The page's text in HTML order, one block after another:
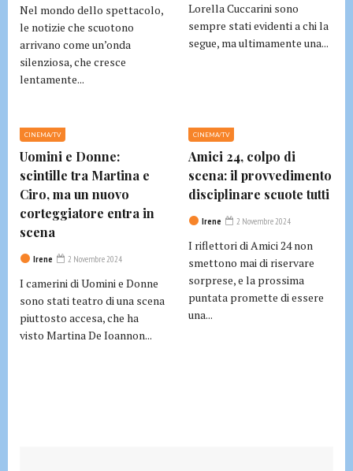
Nel mondo dello spettacolo,
le notizie che scuotono
arrivano come un’onda
silenziosa, che cresce
lentamente...
Lorella Cuccarini sono
sempre stati evidenti a chi la
segue, ma ultimamente una...
CINEMA/TV
Uomini e Donne:
scintille tra Martina e
Ciro, ma un nuovo
corteggiatore entra in
scena
Irene 2 Novembre 2024
I camerini di Uomini e Donne
sono stati teatro di una scena
piuttosto accesa, che ha
visto Martina De Ioannon...
CINEMA/TV
Amici 24, colpo di
scena: il provvedimento
disciplinare scuote tutti
Irene 2 Novembre 2024
I riflettori di Amici 24 non
smettono mai di riservare
sorprese, e la prossima
puntata promette di essere
una...